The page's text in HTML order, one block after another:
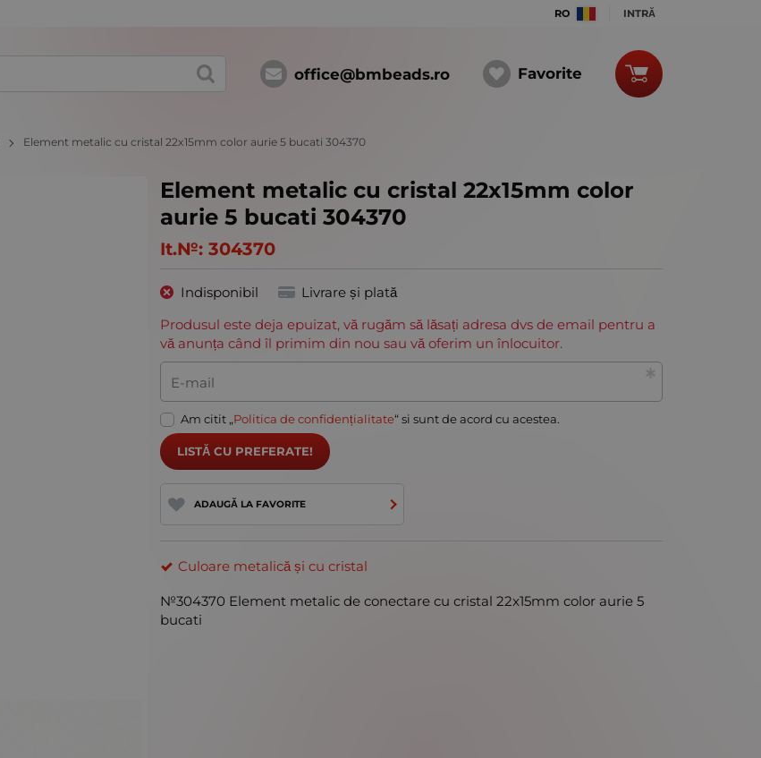
RO INTRĂ
office@bmbeads.ro Favorite
Element metalic cu cristal 22x15mm color aurie 5 bucati 304370
Element metalic cu cristal 22x15mm color
aurie 5 bucati 304370
It.№: 304370
Indisponibil
Livrare și plată
Produsul este deja epuizat, vă rugăm să lăsați adresa dvs de email pentru a
vă anunța când îl primim din nou sau vă oferim un înlocuitor.
E-mail
Am citit „Politica de confidențialitate“ si sunt de acord cu acestea.
LISTĂ CU PREFERATE!
ADAUGĂ LA FAVORITE
Culoare metalică și cu cristal
№304370 Element metalic de conectare cu cristal 22x15mm color aurie 5
bucati